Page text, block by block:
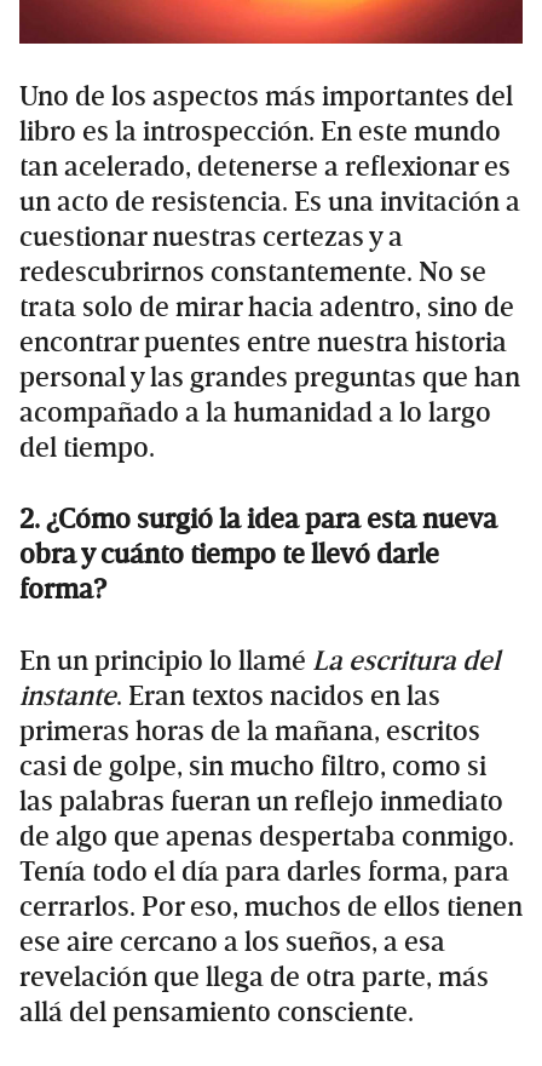
Uno de los aspectos más importantes del
libro es la introspección. En este mundo
tan acelerado, detenerse a reflexionar es
un acto de resistencia. Es una invitación a
cuestionar nuestras certezas y a
redescubrirnos constantemente. No se
trata solo de mirar hacia adentro, sino de
encontrar puentes entre nuestra historia
personal y las grandes preguntas que han
acompañado a la humanidad a lo largo
del tiempo.
2. ¿Cómo surgió la idea para esta nueva
obra y cuánto tiempo te llevó darle
forma?
En un principio lo llamé La escritura del
instante. Eran textos nacidos en las
primeras horas de la mañana, escritos
casi de golpe, sin mucho filtro, como si
las palabras fueran un reflejo inmediato
de algo que apenas despertaba conmigo.
Tenía todo el día para darles forma, para
cerrarlos. Por eso, muchos de ellos tienen
ese aire cercano a los sueños, a esa
revelación que llega de otra parte, más
allá del pensamiento consciente.